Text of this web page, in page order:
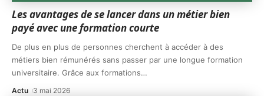
Les avantages de se lancer dans un métier bien
payé avec une formation courte
De plus en plus de personnes cherchent à accéder à des
métiers bien rémunérés sans passer par une longue formation
universitaire. Grâce aux formations…
Actu 3 mai 2026